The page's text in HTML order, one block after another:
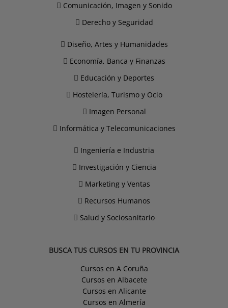
Comunicación, Imagen y Sonido
Derecho y Seguridad
Diseño, Artes y Humanidades
Economía, Banca y Finanzas
Educación y Deportes
Hostelería, Turismo y Ocio
Imagen Personal
Informática y Telecomunicaciones
Ingeniería e Industria
Investigación y Ciencia
Marketing y Ventas
Recursos Humanos
Salud y Sociosanitario
BUSCA TUS CURSOS EN TU PROVINCIA
Cursos en A Coruña
Cursos en Albacete
Cursos en Alicante
Cursos en Almería